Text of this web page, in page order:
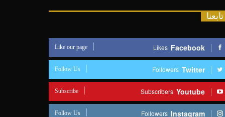
تابعنا
Facebook
Likes
Like our page
Twitter
Followers
Follow Us
Youtube
Subscribers
Subscribe
Instagram
Followers
Follow Us